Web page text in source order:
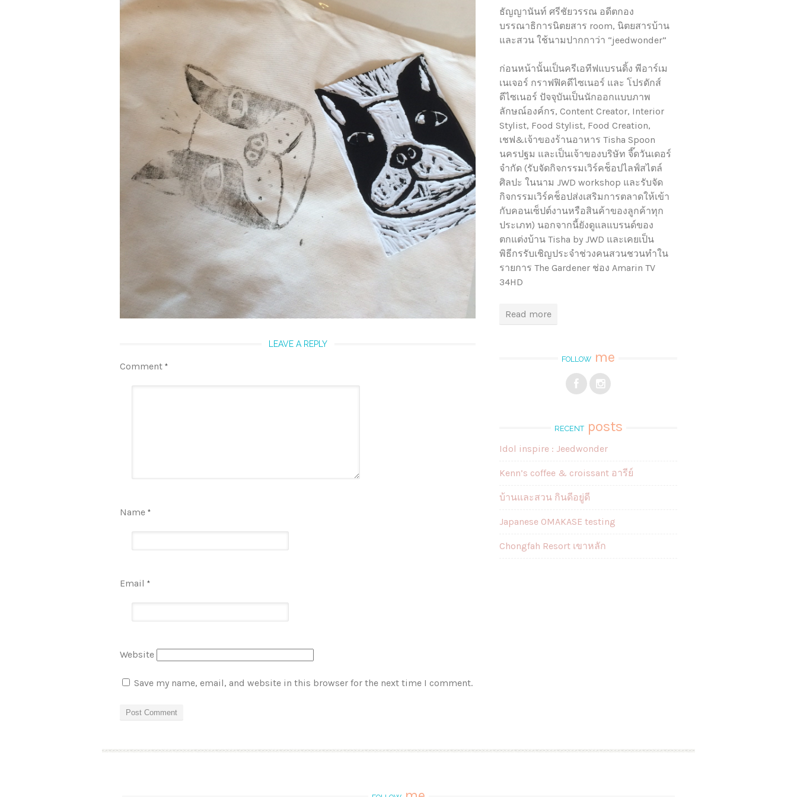
LEAVE A REPLY
Comment *
Name *
Email *
Website
Save my name, email, and website in this browser for the next time I comment.
ธัญญานันท์ ศรีชัยวรรณ อดีตกอง
บรรณาธิการนิตยสาร room, นิตยสารบ้าน
และสวน ใช้นามปากกาว่า “jeedwonder”
ก่อนหน้านั้นเป็นครีเอทีฟแบรนดิ้ง พีอาร์เม
เนเจอร์ กราฟฟิคดีไซเนอร์ และ โปรดักส์
ดีไซเนอร์ ปัจจุบันเป็นนักออกแบบภาพ
ลักษณ์องค์กร, Content Creator, Interior
Stylist, Food Stylist, Food Creation,
เชฟ&เจ้าของร้านอาหาร Tisha Spoon
นครปฐม และเป็นเจ้าของบริษัท จี๊ดวันเดอร์
จำกัด (รับจัดกิจกรรมเวิร์คช็อปไลฟ์สไตล์
ศิลปะ ในนาม JWD workshop และรับจัด
กิจกรรมเวิร์คช็อปส่งเสริมการตลาดให้เข้า
กับคอนเซ็ปต์งานหรือสินค้าของลูกค้าทุก
ประเภท) นอกจากนี้ยังดูแลแบรนด์ของ
ตกแต่งบ้าน Tisha by JWD และเคยเป็น
พิธีกรรับเชิญประจำช่วงคนสวนชวนทำใน
รายการ The Gardener ช่อง Amarin TV
34HD
Read more
FOLLOW me
RECENT posts
Idol inspire : Jeedwonder
Kenn’s coffee & croissant อารีย์
บ้านและสวน กินดีอยู่ดี
Japanese OMAKASE testing
Chongfah Resort เขาหลัก